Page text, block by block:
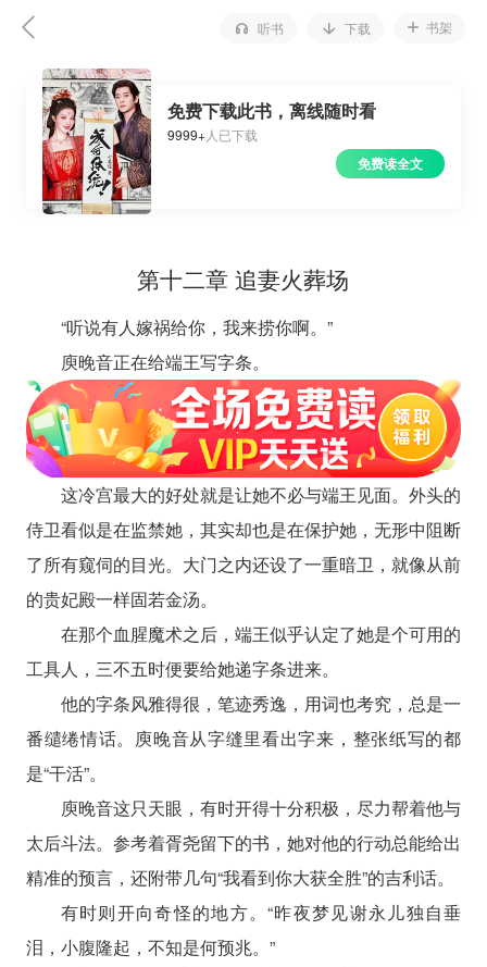
听书 下载 书架
免费下载此书，离线随时看
9999+人已下载
免费读全文
第十二章 追妻火葬场
“听说有人嫁祸给你，我来捞你啊。”
庾晚音正在给端王写字条。
这冷宫最大的好处就是让她不必与端王见面。外头的
侍卫看似是在监禁她，其实却也是在保护她，无形中阻断
了所有窥伺的目光。大门之内还设了一重暗卫，就像从前
的贵妃殿一样固若金汤。
在那个血腥魔术之后，端王似乎认定了她是个可用的
工具人，三不五时便要给她递字条进来。
他的字条风雅得很，笔迹秀逸，用词也考究，总是一
番缱绻情话。庾晚音从字缝里看出字来，整张纸写的都
是“干活”。
庾晚音这只天眼，有时开得十分积极，尽力帮着他与
太后斗法。参考着胥尧留下的书，她对他的行动总能给出
精准的预言，还附带几句“我看到你大获全胜”的吉利话。
有时则开向奇怪的地方。“昨夜梦见谢永儿独自垂
泪，小腹隆起，不知是何预兆。”